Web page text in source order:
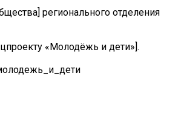
регионального отделения
«Молодёжь и дети»].